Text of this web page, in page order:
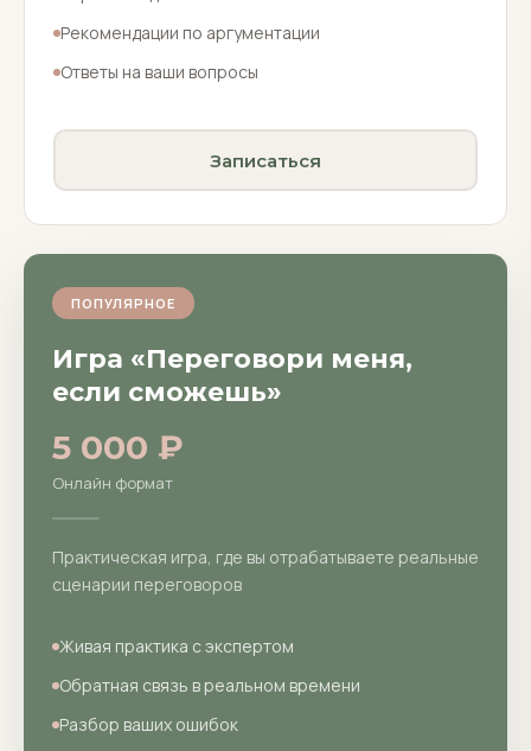
Рекомендации по аргументации
Ответы на ваши вопросы
Записаться
ПОПУЛЯРНОЕ
Игра «Переговори меня,
если сможешь»
5 000 ₽
Онлайн формат
Практическая игра, где вы отрабатываете реальные
сценарии переговоров
Живая практика с экспертом
Обратная связь в реальном времени
Разбор ваших ошибок